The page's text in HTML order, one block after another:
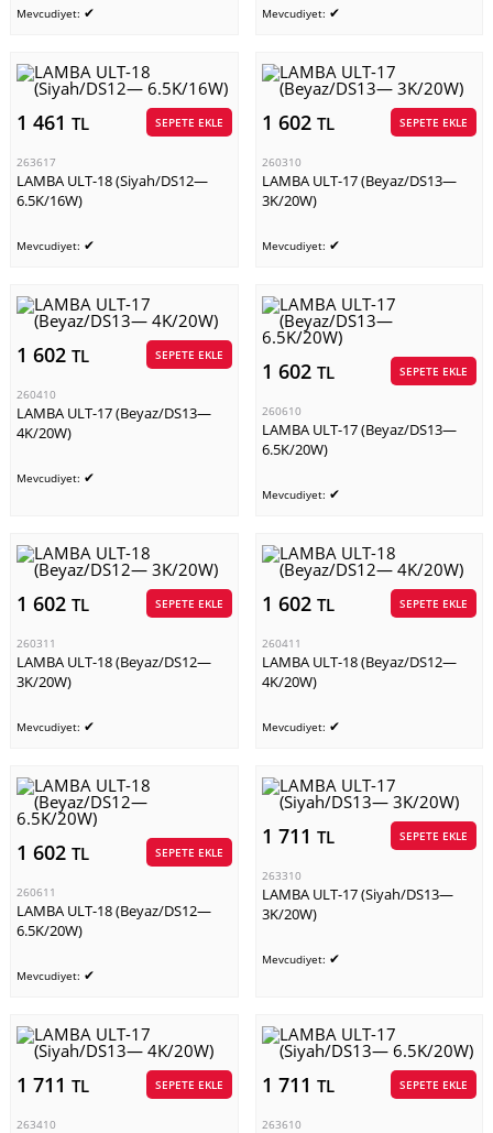
Mevcudiyet: ✔ Mevcudiyet: ✔
1 461 TL SEPETE EKLE
263617
LAMBA ULT-18 (Siyah/DS12—
6.5K/16W)
Mevcudiyet: ✔
1 602 TL SEPETE EKLE
260310
LAMBA ULT-17 (Beyaz/DS13—
3K/20W)
Mevcudiyet: ✔
1 602 TL SEPETE EKLE
260410
LAMBA ULT-17 (Beyaz/DS13—
4K/20W)
Mevcudiyet: ✔
1 602 TL SEPETE EKLE
260610
LAMBA ULT-17 (Beyaz/DS13—
6.5K/20W)
Mevcudiyet: ✔
1 602 TL SEPETE EKLE
260311
LAMBA ULT-18 (Beyaz/DS12—
3K/20W)
Mevcudiyet: ✔
1 602 TL SEPETE EKLE
260411
LAMBA ULT-18 (Beyaz/DS12—
4K/20W)
Mevcudiyet: ✔
1 602 TL SEPETE EKLE
260611
LAMBA ULT-18 (Beyaz/DS12—
6.5K/20W)
Mevcudiyet: ✔
1 711 TL SEPETE EKLE
263310
LAMBA ULT-17 (Siyah/DS13—
3K/20W)
Mevcudiyet: ✔
1 711 TL SEPETE EKLE
263410
1 711 TL SEPETE EKLE
263610